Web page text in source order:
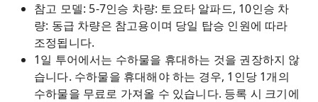
참고 모델: 5-7인승 차량: 토요타 알파드, 10인승 차
량: 동급 차량은 참고용이며 당일 탑승 인원에 따라
조정됩니다.
1일 투어에서는 수하물을 휴대하는 것을 권장하지 않
습니다. 수하물을 휴대해야 하는 경우, 1인당 1개의
수하물을 무료로 가져올 수 있습니다. 등록 시 크기에